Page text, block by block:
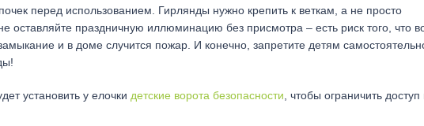
перед использованием. Гирлянды нужно крепить к веткам, а не просто
оставляйте праздничную иллюминацию без присмотра – есть риск того, что
и в доме случится пожар. И конечно, запретите детям
установить у елочки детские ворота безопасности , чтобы ограничить доступ